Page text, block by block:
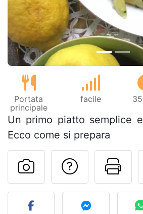
Portata
principale
facile
Un primo piatto semplice
Ecco come si prepara
Pubblica la